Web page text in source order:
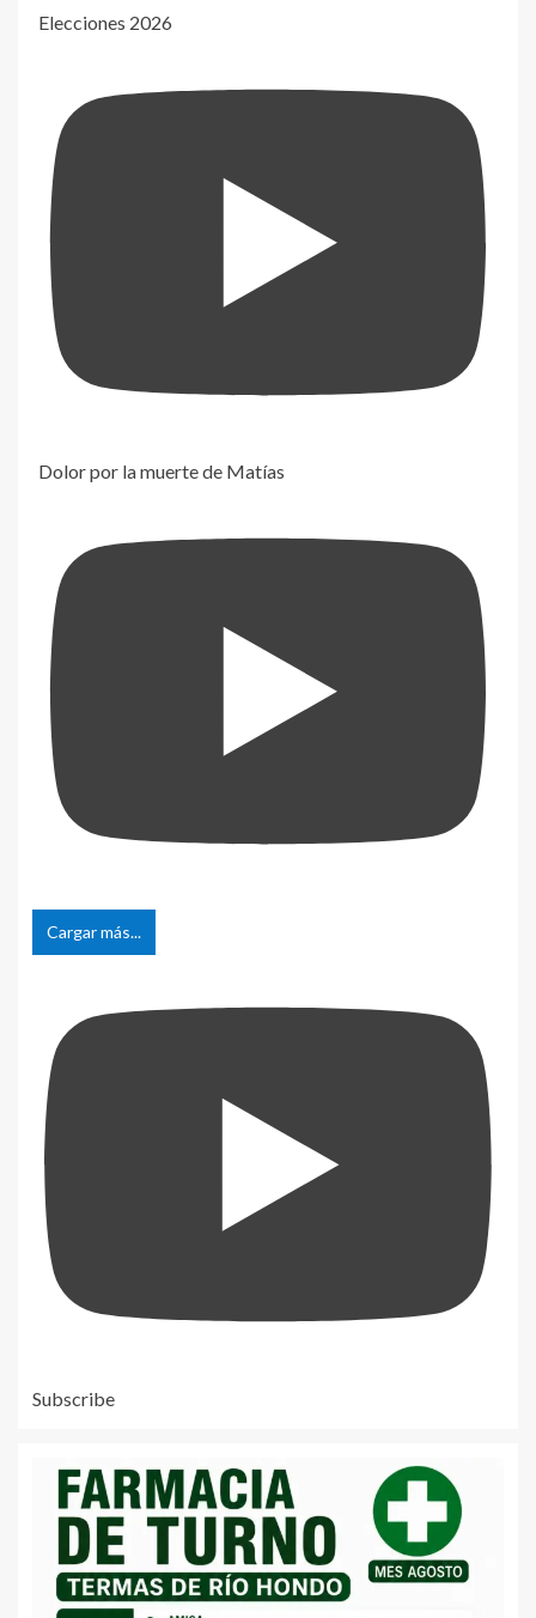
Elecciones 2026
Dolor por la muerte de Matías
Cargar más...
Subscribe